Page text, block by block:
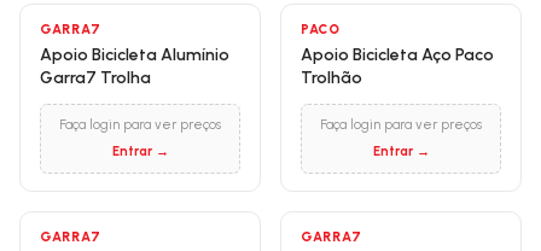
GARRA7
Apoio Bicicleta Alumínio
Garra7 Trolha
Faça login para ver preços
Entrar →
PACO
Apoio Bicicleta Aço Paco
Trolhão
Faça login para ver preços
Entrar →
GARRA7 GARRA7